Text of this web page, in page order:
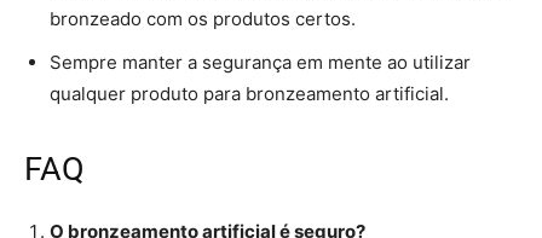
bronzeado com os produtos certos.
Sempre manter a segurança em mente ao utilizar
qualquer produto para bronzeamento artificial.
FAQ
O bronzeamento artificial é seguro?